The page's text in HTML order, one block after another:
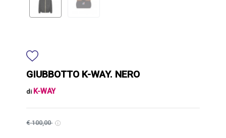
GIUBBOTTO K-WAY. NERO
di K-WAY
€ 100,00